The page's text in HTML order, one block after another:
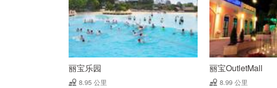
丽宝乐园
8.95 公里
丽宝OutletMall
8.99 公里